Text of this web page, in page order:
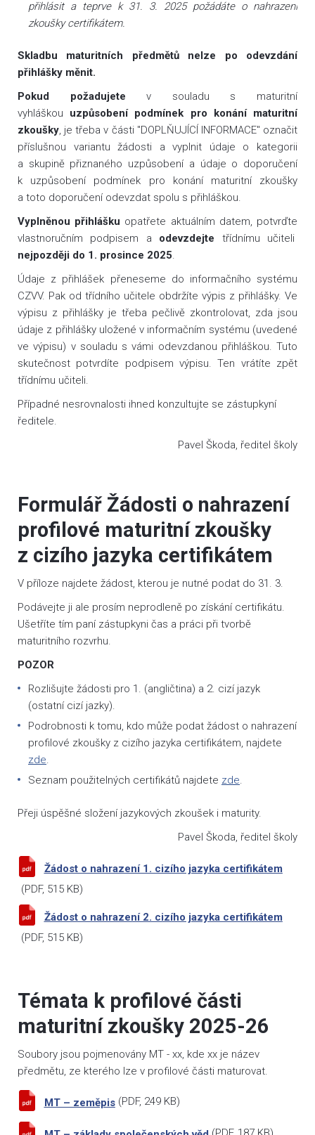
přihlásit a teprve k 31. 3. 2025 požádáte o nahrazení
zkoušky certifikátem.
Skladbu maturitních předmětů nelze po odevzdání
přihlášky měnit.
Pokud požadujete v souladu s maturitní
vyhláškou uzpůsobení podmínek pro konání maturitní
zkoušky, je třeba v části "DOPLŇUJÍCÍ INFORMACE" označit
příslušnou variantu žádosti a vyplnit údaje o kategorii
a skupině přiznaného uzpůsobení a údaje o doporučení
k uzpůsobení podmínek pro konání maturitní zkoušky
a toto doporučení odevzdat spolu s přihláškou.
Vyplněnou přihlášku opatřete aktuálním datem, potvrďte
vlastnoručním podpisem a odevzdejte třídnímu učiteli
nejpozději do 1. prosince 2025.
Údaje z přihlášek přeneseme do informačního systému
CZVV. Pak od třídního učitele obdržíte výpis z přihlášky. Ve
výpisu z přihlášky je třeba pečlivě zkontrolovat, zda jsou
údaje z přihlášky uložené v informačním systému (uvedené
ve výpisu) v souladu s vámi odevzdanou přihláškou. Tuto
skutečnost potvrdíte podpisem výpisu. Ten vrátíte zpět
třídnímu učiteli.
Případné nesrovnalosti ihned konzultujte se zástupkyní
ředitele.
Pavel Škoda, ředitel školy
Formulář Žádosti o nahrazení
profilové maturitní zkoušky
z cizího jazyka certifikátem
V příloze najdete žádost, kterou je nutné podat do 31. 3.
Podávejte ji ale prosím neprodleně po získání certifikátu.
Ušetříte tím paní zástupkyni čas a práci při tvorbě
maturitního rozvrhu.
POZOR
Rozlišujte žádosti pro 1. (angličtina) a 2. cizí jazyk
(ostatní cizí jazky).
Podrobnosti k tomu, kdo může podat žádost o nahrazení
profilové zkoušky z cizího jazyka certifikátem, najdete
zde.
Seznam použitelných certifikátů najdete zde.
Přeji úspěšné složení jazykových zkoušek i maturity.
Pavel Škoda, ředitel školy
Žádost o nahrazení 1. cizího jazyka certifikátem
(PDF, 515 KB)
Žádost o nahrazení 2. cizího jazyka certifikátem
(PDF, 515 KB)
Témata k profilové části
maturitní zkoušky 2025-26
Soubory jsou pojmenovány MT - xx, kde xx je název
předmětu, ze kterého lze v profilové části maturovat.
MT – zeměpis (PDF, 249 KB)